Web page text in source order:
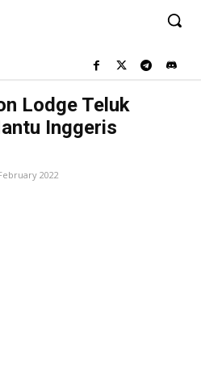
Lodge Teluk
Inggeris
2022